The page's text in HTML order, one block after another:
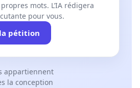
mots. L’IA rédigera
pour vous.
pétition
appartiennent
la conception